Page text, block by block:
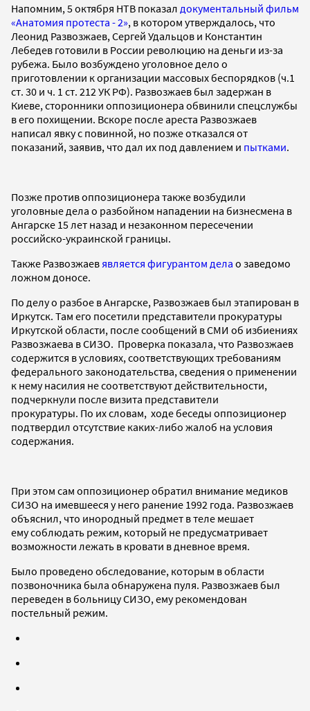
Напомним, 5 октября НТВ показал документальный фильм
«Анатомия протеста - 2», в котором утверждалось, что
Леонид Развозжаев, Сергей Удальцов и Константин
Лебедев готовили в России революцию на деньги из-за
рубежа. Было возбуждено уголовное дело о
приготовлении к организации массовых беспорядков (ч.1
ст. 30 и ч. 1 ст. 212 УК РФ). Развозжаев был задержан в
Киеве, сторонники оппозиционера обвинили спецслужбы
в его похищении. Вскоре после ареста Развозжаев
написал явку с повинной, но позже отказался от
показаний, заявив, что дал их под давлением и пытками.
Позже против оппозиционера также возбудили
уголовные дела о разбойном нападении на бизнесмена в
Ангарске 15 лет назад и незаконном пересечении
российско-украинской границы.
Также Развозжаев является фигурантом дела о заведомо
ложном доносе.
По делу о разбое в Ангарске, Развозжаев был этапирован в
Иркутск. Там его посетили представители прокуратуры
Иркутской области, после сообщений в СМИ об избиениях
Развозжаева в СИЗО. Проверка показала, что Развозжаев
содержится в условиях, соответствующих требованиям
федерального законодательства, сведения о применении
к нему насилия не соответствуют действительности,
подчеркнули после визита представители
прокуратуры. По их словам, ходе беседы оппозиционер
подтвердил отсутствие каких-либо жалоб на условия
содержания.
При этом сам оппозиционер обратил внимание медиков
СИЗО на имевшееся у него ранение 1992 года. Развозжаев
объяснил, что инородный предмет в теле мешает
ему соблюдать режим, который не предусматривает
возможности лежать в кровати в дневное время.
Было проведено обследование, которым в области
позвоночника была обнаружена пуля. Развозжаев был
переведен в больницу СИЗО, ему рекомендован
постельный режим.